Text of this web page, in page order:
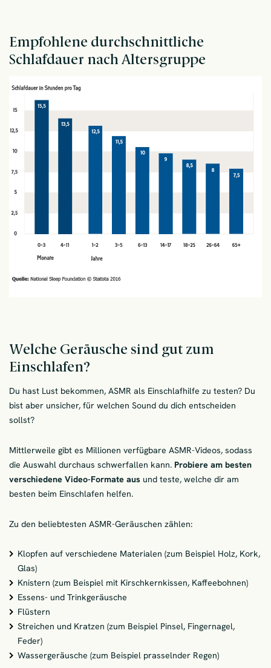
Empfohlene durchschnittliche
Schlafdauer nach Altersgruppe
Welche Geräusche sind gut zum
Einschlafen?
Du hast Lust bekommen, ASMR als Einschlafhilfe zu testen? Du
bist aber unsicher, für welchen Sound du dich entscheiden
sollst?
Mittlerweile gibt es Millionen verfügbare ASMR-Videos, sodass
die Auswahl durchaus schwerfallen kann. Probiere am besten
verschiedene Video-Formate aus und teste, welche dir am
besten beim Einschlafen helfen.
Zu den beliebtesten ASMR-Geräuschen zählen:
Klopfen auf verschiedene Materialen (zum Beispiel Holz, Kork,
Glas)
Knistern (zum Beispiel mit Kirschkernkissen, Kaffeebohnen)
Essens- und Trinkgeräusche
Flüstern
Streichen und Kratzen (zum Beispiel Pinsel, Fingernagel,
Feder)
Wassergeräusche (zum Beispiel prasselnder Regen)